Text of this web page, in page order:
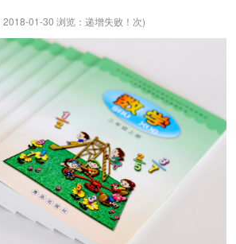
2018-01-30 浏览： 递增失败！ 次)